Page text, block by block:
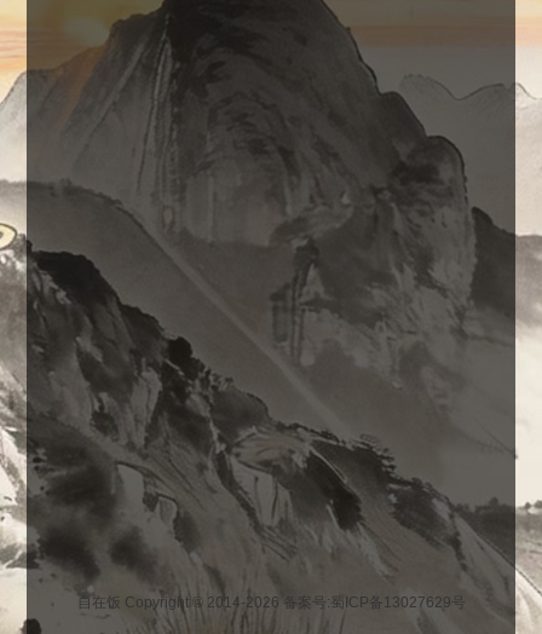
自在饭 Copyright © 2014-2026 备案号:蜀ICP备13027629号